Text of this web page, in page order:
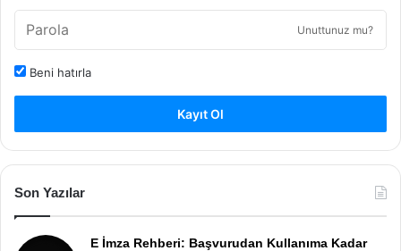
Unuttunuz mu?
Beni hatırla
Kayıt Ol
Son Yazılar
E İmza Rehberi: Başvurudan Kullanıma Kadar